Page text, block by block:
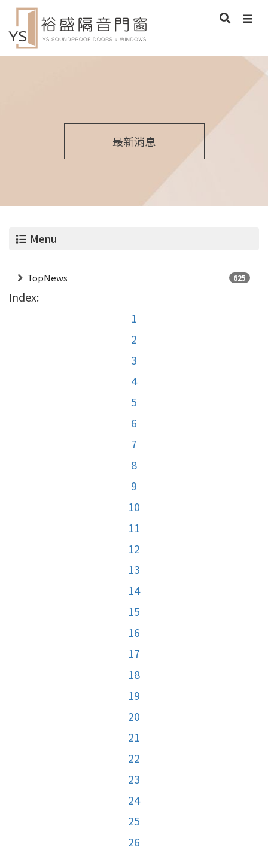
最新消息
Menu
TopNews 625
Index:
1
2
3
4
5
6
7
8
9
10
11
12
13
14
15
16
17
18
19
20
21
22
23
24
25
26